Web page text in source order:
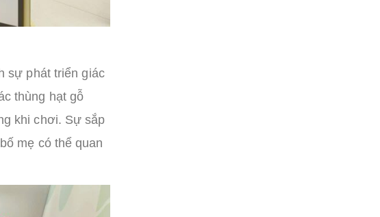
sự phát triển giác
thùng hạt gỗ
khi chơi. Sự sắp
mẹ có thể quan